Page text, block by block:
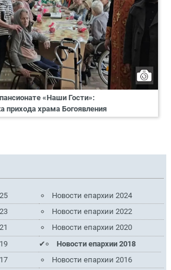
«Наши Гости»:
прихода храма Богоявления
Новости епархии 2024
Новости епархии 2022
Новости епархии 2020
Новости епархии 2018
Новости епархии 2016